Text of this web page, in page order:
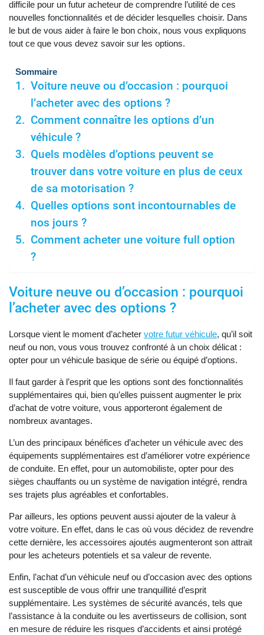
difficile pour un futur acheteur de comprendre l’utilité de ces
nouvelles fonctionnalités et de décider lesquelles choisir. Dans
le but de vous aider à faire le bon choix, nous vous expliquons
tout ce que vous devez savoir sur les options.
Sommaire
Voiture neuve ou d’occasion : pourquoi
l’acheter avec des options ?
Comment connaître les options d’un
véhicule ?
Quels modèles d’options peuvent se
trouver dans votre voiture en plus de ceux
de sa motorisation ?
Quelles options sont incontournables de
nos jours ?
Comment acheter une voiture full option
?
Voiture neuve ou d’occasion : pourquoi
l’acheter avec des options ?
Lorsque vient le moment d’acheter votre futur véhicule, qu’il soit
neuf ou non, vous vous trouvez confronté à un choix délicat :
opter pour un véhicule basique de série ou équipé d’options.
Il faut garder à l’esprit que les options sont des fonctionnalités
supplémentaires qui, bien qu’elles puissent augmenter le prix
d’achat de votre voiture, vous apporteront également de
nombreux avantages.
L’un des principaux bénéfices d’acheter un véhicule avec des
équipements supplémentaires est d’améliorer votre expérience
de conduite. En effet, pour un automobiliste, opter pour des
sièges chauffants ou un système de navigation intégré, rendra
ses trajets plus agréables et confortables.
Par ailleurs, les options peuvent aussi ajouter de la valeur à
votre voiture. En effet, dans le cas où vous décidez de revendre
cette dernière, les accessoires ajoutés augmenteront son attrait
pour les acheteurs potentiels et sa valeur de revente.
Enfin, l’achat d’un véhicule neuf ou d’occasion avec des options
est susceptible de vous offrir une tranquillité d’esprit
supplémentaire. Les systèmes de sécurité avancés, tels que
l’assistance à la conduite ou les avertisseurs de collision, sont
en mesure de réduire les risques d’accidents et ainsi protégé